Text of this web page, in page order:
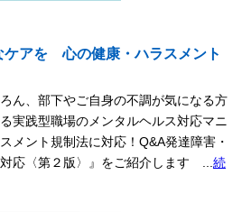
ケアを 心の健康・ハラスメント
ん、部下やご自身の不調が気になる方
実践型職場のメンタルヘルス対応マニ
メント規制法に対応！Q&A発達障害・
応〈第２版〉』をご紹介します ... 続